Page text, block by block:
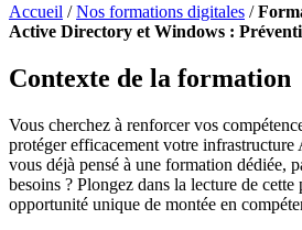
Accueil /Nos formations digitales /
Active Directory et Windows :
Contexte de la formation
Vous cherchez à renforcer vos
protéger efficacement votre
vous déjà pensé à une formation dédiée,
besoins ? Plongez dans la lecture de
opportunité unique de montée en